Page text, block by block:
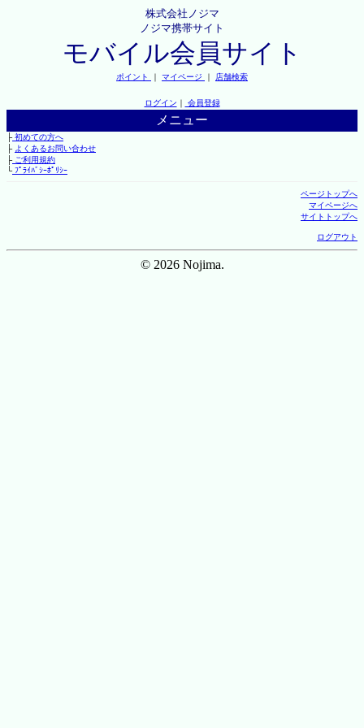
株式会社ノジマ
ノジマ携帯サイト
モバイル会員サイト
ポイント ｜ マイページ ｜ 店舗検索
ログイン ｜ 会員登録
メニュー
├初めての方へ
├ よくあるお問い合わせ
├ご利用規約
└ﾌﾟﾗｲﾊﾞｼｰﾎﾟﾘｼｰ
ページトップへ
マイページへ
サイトトップへ
ログアウト
© 2026 Nojima.